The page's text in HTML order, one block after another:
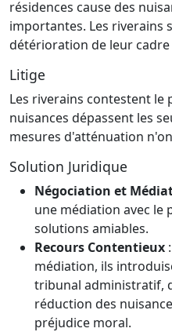
résidences cause des
importantes. Les riverains
détérioration de leur cadre
Litige
Les riverains contestent le
nuisances dépassent les
mesures d'atténuation
Solution Juridique
Négociation et
une médiation avec
solutions amiables.
Recours Contentieux
médiation, ils
tribunal administratif,
réduction des
préjudice moral.